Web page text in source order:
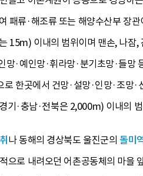
패류·해조류 또는 해양수산부 장
15m) 이내의 범위이며 맨손, 나
망·예인망·휘라망·분기초망·들
한곳에서 건망·설망·인망·조망·
기·충남·전북은 2,000m) 이내의
나 동해의 경상북도 울진군의돌미
으로 내려오던 어촌공동체의 마을